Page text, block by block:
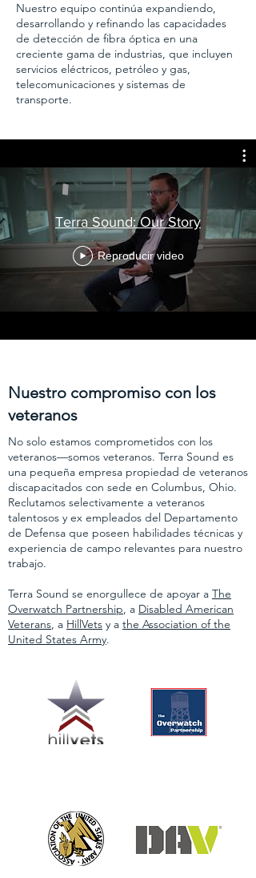
Nuestro equipo continúa expandiendo,
desarrollando y refinando las capacidades
de detección de fibra óptica en una
creciente gama de industrias, que incluyen
servicios eléctricos, petróleo y gas,
telecomunicaciones y sistemas de
transporte.
Terra Sound: Our Story
Reproducir video
Nuestro compromiso con los
veteranos
No solo estamos comprometidos con los
veteranos—somos veteranos. Terra Sound es
una pequeña empresa propiedad de veteranos
discapacitados con sede en Columbus, Ohio.
Reclutamos selectivamente a veteranos
talentosos y ex empleados del Departamento
de Defensa que poseen habilidades técnicas y
experiencia de campo relevantes para nuestro
trabajo.
Terra Sound se enorgullece de apoyar a The
Overwatch Partnership, a Disabled American
Veterans, a HillVets y a the Association of the
United States Army.